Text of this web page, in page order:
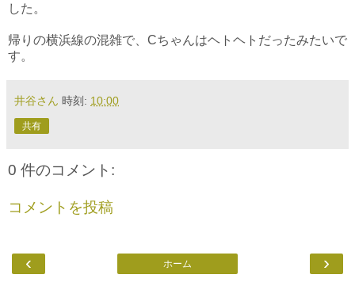
した。
帰りの横浜線の混雑で、Cちゃんはヘトヘトだったみたいで
す。
井谷さん 時刻: 10:00
共有
0 件のコメント:
コメントを投稿
‹ ›
ホーム